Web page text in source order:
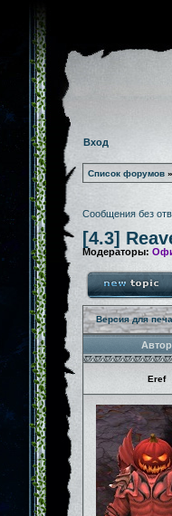
Вход
Список форумов »
Сообщения без
[4.3]
Модераторы:
Версия для
Автор
Eref